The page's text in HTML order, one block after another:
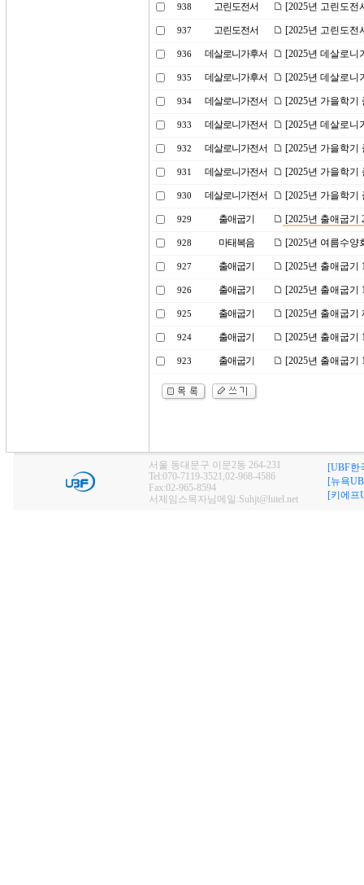
938 고린도전서 [2025년 고린도전
937 고린도전서 [2025년 고린도전
936 데살로니가후서 [2025년 데살로니
935 데살로니가후서 [2025년 데살로니
934 데살로니가전서 [2025년 가을학기
933 데살로니가전서 [2025년 데살로니
932 데살로니가전서 [2025년 가을학
931 데살로니가전서 [2025년 가을학기
930 데살로니가전서 [2025년 가을학기
929 출애굽기 [2025년 출애굽기
928 마태복음 [2025년 여름수양
927 출애굽기 [2025년 출애굽기
926 출애굽기 [2025년 출애굽기
925 출애굽기 [2025년 출애굽기
924 출애굽기 [2025년 출애굽기
923 출애굽기 [2025년 출애굽기
서울 동대문구 이문2동 264-231
Tel:070-7119-3521,02-968-4586
Fax:02-965-8594
서제임스목자님메일:Suhjt@hitel.net
[UBF한
[뉴욕
[키에프